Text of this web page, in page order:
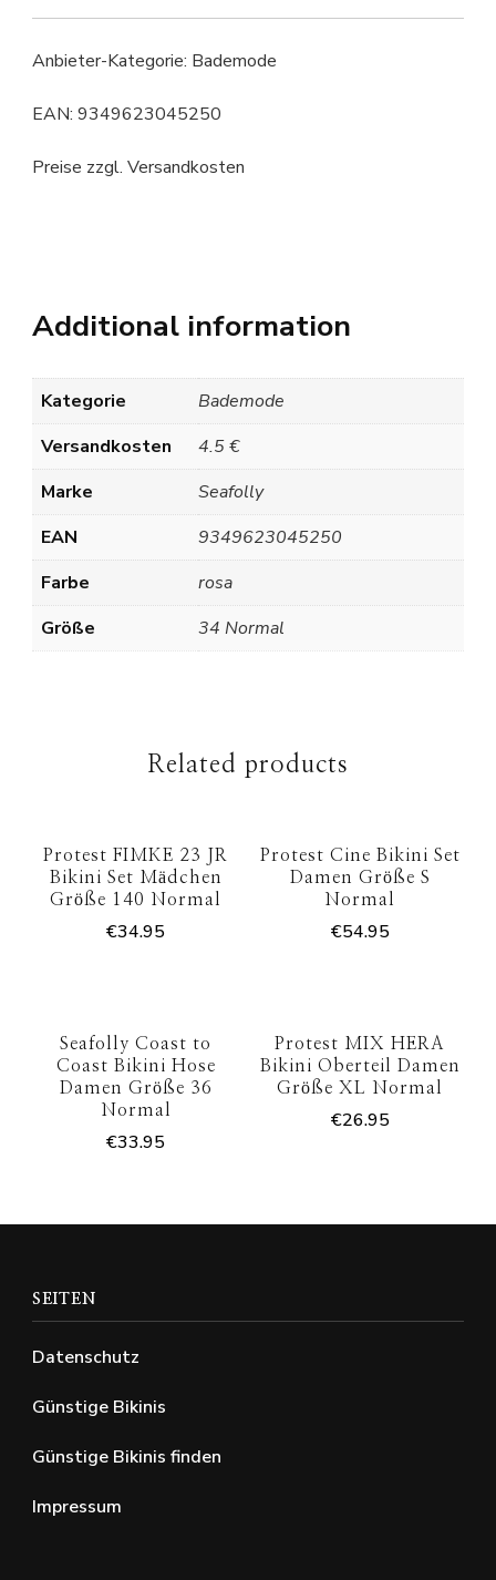
Anbieter-Kategorie: Bademode
EAN: 9349623045250
Preise zzgl. Versandkosten
Additional information
Kategorie
Bademode
Versandkosten
4.5 €
Marke
Seafolly
EAN
9349623045250
Farbe
rosa
Größe
34 Normal
Related products
Protest FIMKE 23 JR
Bikini Set Mädchen
Größe 140 Normal
€34.95
Protest Cine Bikini Set
Damen Größe S
Normal
€54.95
Seafolly Coast to
Coast Bikini Hose
Damen Größe 36
Normal
€33.95
Protest MIX HERA
Bikini Oberteil Damen
Größe XL Normal
€26.95
SEITEN
Datenschutz
Günstige Bikinis
Günstige Bikinis finden
Impressum